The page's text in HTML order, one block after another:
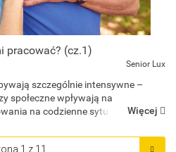
pracować? (cz.1)
Senior Lux
szczególnie intensywne –
społeczne wpływają na
na codzienne sytuacje.Więcej